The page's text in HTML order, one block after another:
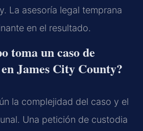
La asesoría legal temprana
en el resultado.
toma un caso de
James City County?
la complejidad del caso y el
Una petición de custodia